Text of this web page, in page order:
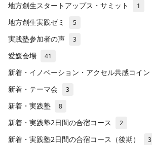
地方創生スタートアップス・サミット 1
地方創生実践ゼミ 5
実践塾参加者の声 3
愛媛会場 41
新着・イノベーション・アクセル共感コイン
新着・テーマ会 3
新着・実践塾 8
新着・実践塾2日間の合宿コース 2
新着・実践塾2日間の合宿コース（後期） 3